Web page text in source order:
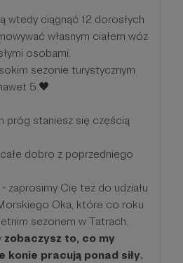
wtedy ciągnąć 12 dorosłych
własnym ciałem wóz
osobami.
sezonie turystycznym
5.🖤
próg staniesz się częścią
dobro z poprzedniego
zaprosimy Cię też do udziału
Oka, które co roku
sezonem w Tatrach.
zobaczysz to, co my
konie pracują ponad siły.